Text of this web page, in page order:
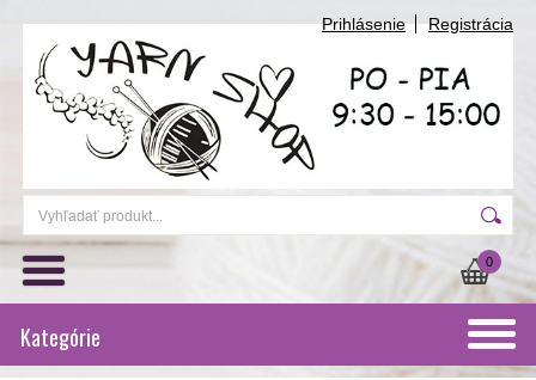
Prihlásenie Registrácia
0
Kategórie